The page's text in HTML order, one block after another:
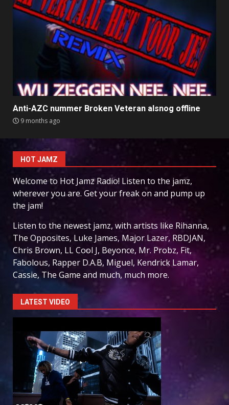
Anti-AZC nummer Broken Veteran alsnog offline
9 months ago
HOT JAMZ
Welcome to Hot Jamz Radio! Listen to the jamz,
wherever you are. Get your freak on and pump up
the jam!
Listen to the newest jamz, with artists like Rihanna,
The Opposites, Luke James, Major Lazer, RBDJAN,
Chris Brown, LL Cool J, Beyonce, Mr. Probz, Fit,
Fabolous, Rapper D.A.B, Miguel, Kendrick Lamar,
Cassie, The Game and much, much more.
LATEST VIDEO